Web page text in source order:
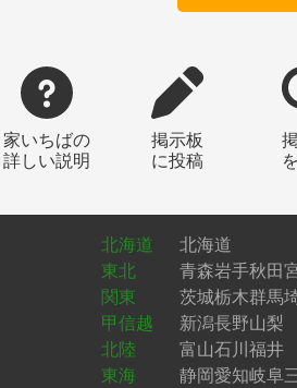
家いちばの
詳しい説明
掲示板
に投稿
北海道
北海道
東北
青森岩手秋田
関東
茨城栃木群馬
甲信越
新潟長野山梨
北陸
富山石川福井
東海
静岡愛知岐阜